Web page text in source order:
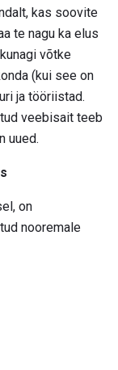
kas soovite
te nagu ka elus
võtke
(kui see on
ja tööriistad.
veebisait teeb
uued.
on
nooremale